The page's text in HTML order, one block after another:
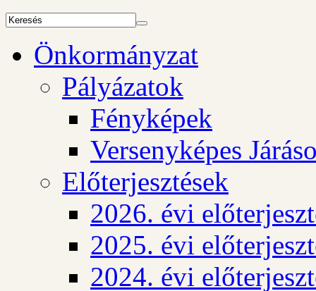
Önkormányzat
Pályázatok
Fényképek
Versenyképes
Előterjesztések
2026. évi
2025. évi
2024. évi